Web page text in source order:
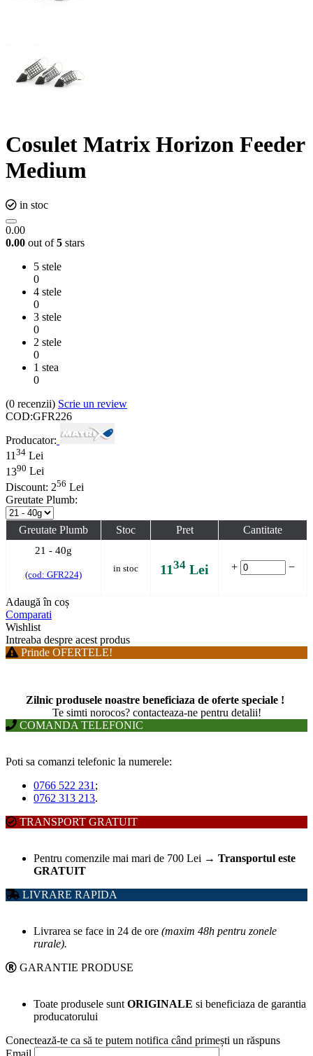
Cosulet Matrix Horizon Feeder
Medium
in stoc
0.00
0.00 out of5 stars
5 stele
0
4 stele
0
3 stele
0
2 stele
0
1 stea
0
(0 recenzii) Scrie un review
COD:GFR226
Producator:
11 34 Lei
1390 Lei
Discount: 256 Lei
Greutate Plumb:
Greutate Plumb Stoc Pret Cantitate
21 - 40g
(cod: GFR224)
in stoc 1134 Lei + −
Adaugă în coș
Comparati
Wishlist
Intreaba despre acest produs
Prinde OFERTELE!
Zilnic produsele noastre beneficiaza de oferte speciale !
Te simti norocos? contacteaza-ne pentru detalii!
COMANDA TELEFONIC
Poti sa comanzi telefonic la numerele:
0766 522 231 ;
0762 313 213.
TRANSPORT GRATUIT
Pentru comenzile mai mari de 700 Lei → Transportul este
GRATUIT
LIVRARE RAPIDA
Livrarea se face in 24 de ore (maxim 48h pentru zonele
rurale).
GARANTIE PRODUSE
Toate produsele sunt ORIGINALE si beneficiaza de garantia
producatorului
Conectează-te ca să te putem notifica când primești un răspuns
Email